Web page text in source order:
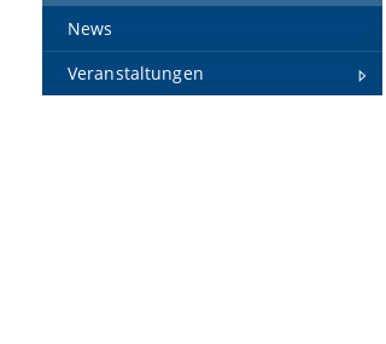
News
Veranstaltungen